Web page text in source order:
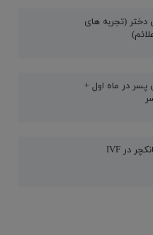
(تجربه های
در ماه اول +
عمل تخمک کشی یا پانکچر در IVF